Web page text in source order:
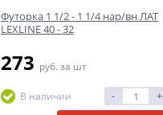
Футорка 1 1/2 - 1 1/4 нар/вн ЛАТ
LEXLINE 40 - 32
273 руб. за шт
В наличии - +